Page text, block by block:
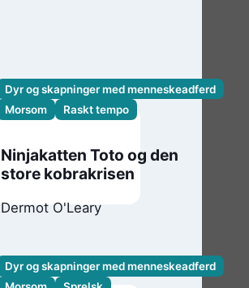
Dyr og skapninger med menneskeadferd
Morsom
Raskt tempo
Ninjakatten Toto og den
store kobrakrisen
Dermot O'Leary
Dyr og skapninger med menneskeadferd